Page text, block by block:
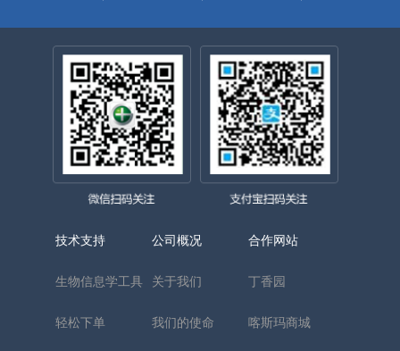
技术支持
生物信息学工具
轻松下单
公司概况
关于我们
我们的使命
合作网站
丁香园
喀斯玛商城